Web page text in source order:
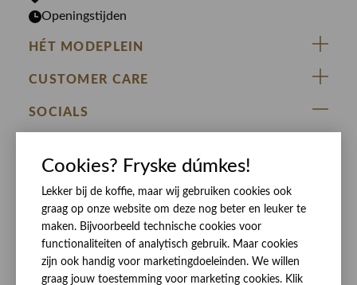
Openingstijden
HÉT MODEPLEIN
ZIJ VAN RINSMA
DE HEEREN VAN RINSMA
RINSMA.CONCEPTS
Eten en drinken
Openingstijden
Werken bij RINSMA
CUSTOMER CARE
Veelgestelde vragen
Betaalmethoden
Bezorgen
Contact
Reviews
SOCIALS
Cookies? Fryske dúmkes!
Lekker bij de koffie, maar wij gebruiken cookies ook
graag op onze website om deze nog beter en leuker te
maken. Bijvoorbeeld technische cookies voor
functionaliteiten of analytisch gebruik. Maar cookies
zijn ook handig voor marketingdoeleinden. We willen
graag jouw toestemming voor marketing cookies. Klik